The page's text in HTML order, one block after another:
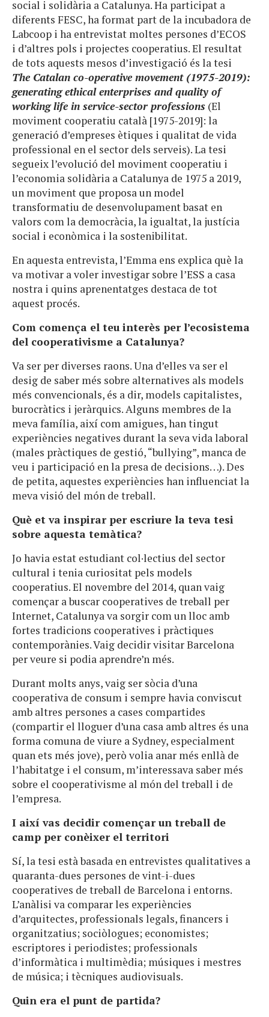
social i solidària a Catalunya. Ha participat a
diferents FESC, ha format part de la incubadora de
Labcoop i ha entrevistat moltes persones d’ECOS
i d’altres pols i projectes cooperatius. El resultat
de tots aquests mesos d’investigació és la tesi
The Catalan co-operative movement (1975-2019):
generating ethical enterprises and quality of
working life in service-sector professions (El
moviment cooperatiu català [1975-2019]: la
generació d’empreses ètiques i qualitat de vida
professional en el sector dels serveis). La tesi
segueix l’evolució del moviment cooperatiu i
l’economia solidària a Catalunya de 1975 a 2019,
un moviment que proposa un model
transformatiu de desenvolupament basat en
valors com la democràcia, la igualtat, la justícia
social i econòmica i la sostenibilitat.
En aquesta entrevista, l’Emma ens explica què la
va motivar a voler investigar sobre l’ESS a casa
nostra i quins aprenentatges destaca de tot
aquest procés.
Com comença el teu interès per l’ecosistema
del cooperativisme a Catalunya?
Va ser per diverses raons. Una d’elles va ser el
desig de saber més sobre alternatives als models
més convencionals, és a dir, models capitalistes,
burocràtics i jeràrquics. Alguns membres de la
meva família, així com amigues, han tingut
experiències negatives durant la seva vida laboral
(males pràctiques de gestió, “bullying”, manca de
veu i participació en la presa de decisions…). Des
de petita, aquestes experiències han influenciat la
meva visió del món de treball.
Què et va inspirar per escriure la teva tesi
sobre aquesta temàtica?
Jo havia estat estudiant col·lectius del sector
cultural i tenia curiositat pels models
cooperatius. El novembre del 2014, quan vaig
començar a buscar cooperatives de treball per
Internet, Catalunya va sorgir com un lloc amb
fortes tradicions cooperatives i pràctiques
contemporànies. Vaig decidir visitar Barcelona ​​
per veure si podia aprendre’n més.
Durant molts anys, vaig ser sòcia d’una
cooperativa de consum i sempre havia conviscut
amb altres persones a cases compartides
(compartir el lloguer d’una casa amb altres és una
forma comuna de viure a Sydney, especialment
quan ets més jove), però volia anar més enllà de
l’habitatge i el consum, m’interessava saber més
sobre el cooperativisme al món del treball i de
l’empresa.
I així vas decidir començar un treball de
camp per conèixer el territori
Sí, la tesi està basada en entrevistes qualitatives a
quaranta-dues persones de vint-i-dues
cooperatives de treball de Barcelona i entorns.
L’anàlisi va comparar les experiències
d’arquitectes, professionals legals, financers i
organitzatius; sociòlogues; economistes;
escriptores i periodistes; professionals
d’informàtica i multimèdia; músiques i mestres
de música; i tècniques audiovisuals.
Quin era el punt de partida?